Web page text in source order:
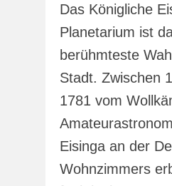
Das Königliche
Planetarium ist
berühmteste
Stadt. Zwischen
1781 vom
Eisinga an der
Wohnzimmers